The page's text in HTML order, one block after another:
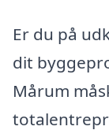
Er du på
dit
Mårum